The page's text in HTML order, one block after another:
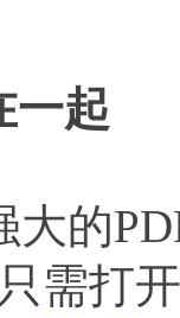
一起
大的
需打